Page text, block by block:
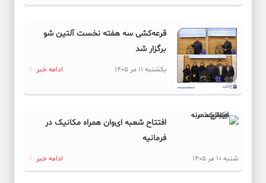
قرعه‌کشی سه هفته نخست آلتین شو
برگزار شد
یکشنبه 11 مر 1405 ادامه خبر
افتتاح شعبه ای‌وان همراه مکانیک در
فرمانیه
شنبه 10 مر 1405 ادامه خبر